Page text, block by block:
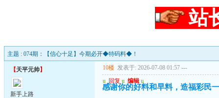
站
主题 : 074期：【信心十足】今期必开◆特码料◆！
【天平元帅】
新手上路
10楼 发表于: 2026-07-08 01:57 ---
u 回复 u 编辑 u
感谢你的好料和早料，造福彩民